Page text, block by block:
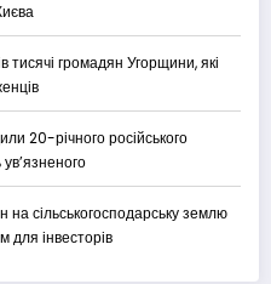
тисячі громадян Угорщини, які
20-річного російського
на сільськогосподарську землю
інвесторів